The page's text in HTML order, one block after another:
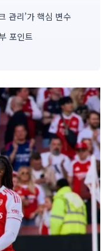
관리’가 핵심 변수
포인트